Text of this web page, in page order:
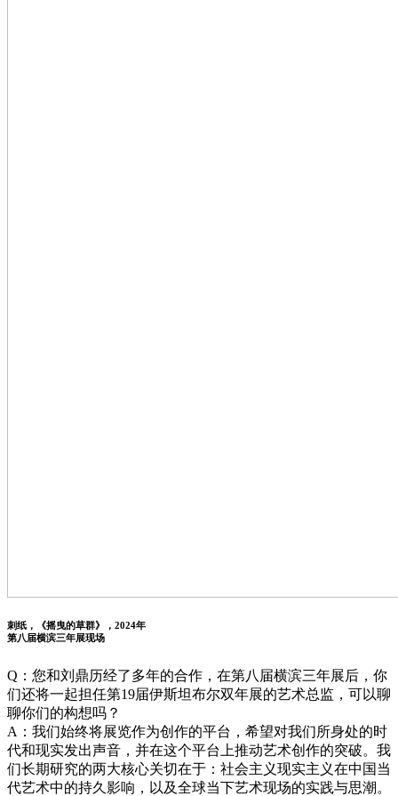
刺纸，《摇曳的草群》，2024年
第八届横滨三年展现场
Q：您和刘鼎历经了多年的合作，在第八届横滨三年展后，你
们还将一起担任第19届伊斯坦布尔双年展的艺术总监，可以聊
聊你们的构想吗？
A：我们始终将展览作为创作的平台，希望对我们所身处的时
代和现实发出声音，并在这个平台上推动艺术创作的突破。我
们长期研究的两大核心关切在于：社会主义现实主义在中国当
代艺术中的持久影响，以及全球当下艺术现场的实践与思潮。